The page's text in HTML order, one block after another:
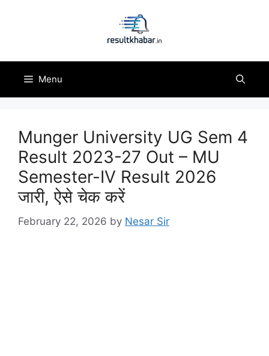
Menu
Munger University UG Sem 4
Result 2023-27 Out – MU
Semester-IV Result 2026
जारी, ऐसे चेक करें
February 22, 2026 by Nesar Sir